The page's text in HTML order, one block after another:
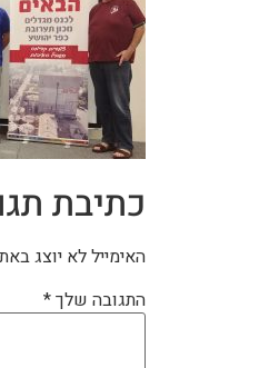
כתיבת
האימייל לא יוצג
התגובה שלך*